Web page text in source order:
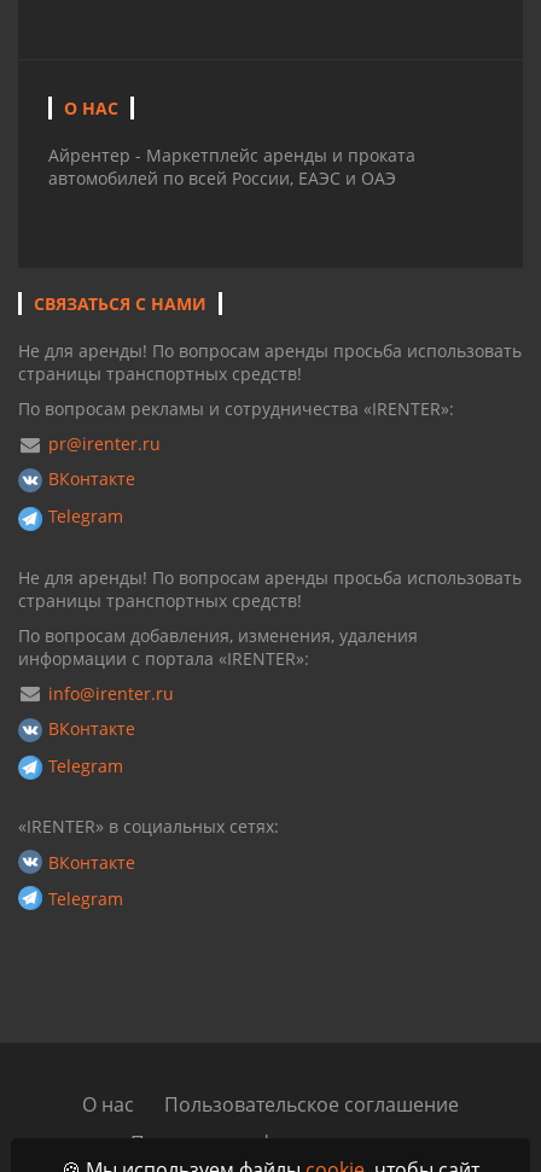
О НАС
Айрентер - Маркетплейс аренды и проката
автомобилей по всей России, ЕАЭС и ОАЭ
СВЯЗАТЬСЯ С НАМИ
Не для аренды! По вопросам аренды просьба использовать
страницы транспортных средств!
По вопросам рекламы и сотрудничества «IRENTER»:
pr@irenter.ru
ВКонтакте
Telegram
Не для аренды! По вопросам аренды просьба использовать
страницы транспортных средств!
По вопросам добавления, изменения, удаления
информации с портала «IRENTER»:
info@irenter.ru
ВКонтакте
Telegram
«IRENTER» в социальных сетях:
ВКонтакте
Telegram
О нас
Пользовательское соглашение
Политика конфиденциальности